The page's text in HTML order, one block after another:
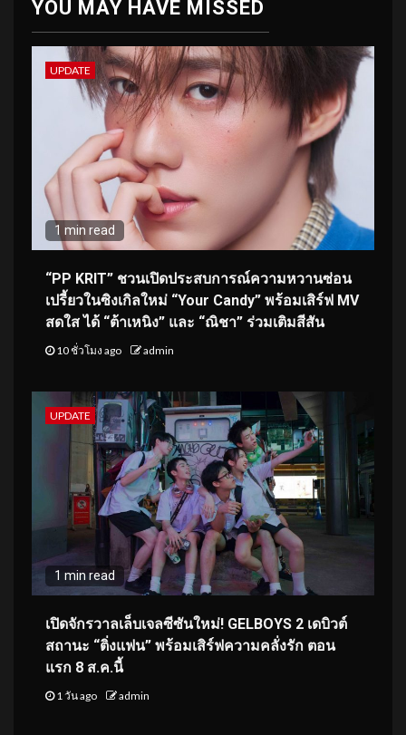
YOU MAY HAVE MISSED
UPDATE
1 min read
“PP KRIT” ชวนเปิดประสบการณ์ความหวานซ่อน
เปรี้ยวในซิงเกิลใหม่ “Your Candy” พร้อมเสิร์ฟ MV
สดใส ได้ “ต้าเหนิง” และ “ณิชา” ร่วมเติมสีสัน
10 ชั่วโมง ago admin
UPDATE
1 min read
เปิดจักรวาลเล็บเจลซีซันใหม่! GELBOYS 2 เดบิวต์
สถานะ “ติ่งแฟน” พร้อมเสิร์ฟความคลั่งรัก ตอน
แรก 8 ส.ค.นี้
1 วัน ago admin